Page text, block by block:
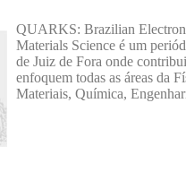
QUARKS: Brazilian
Materials Science é um
de Juiz de Fora onde
enfoquem todas as áreas da
Materiais, Química,